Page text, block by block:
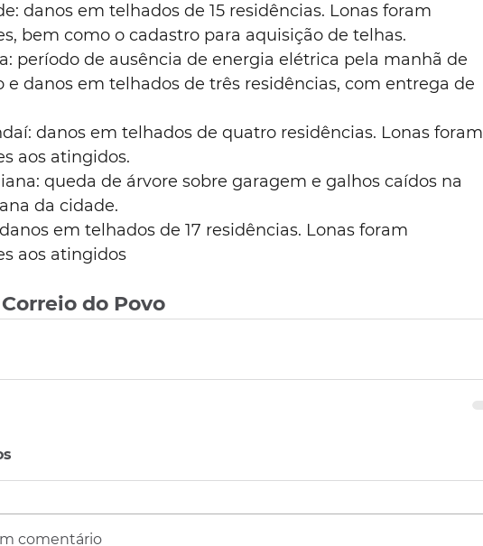
danos em telhados de 15 residências. Lonas foram
bem como o cadastro para aquisição de telhas.
período de ausência de energia elétrica pela manhã de
e danos em telhados de três residências, com entrega de
danos em telhados de quatro residências. Lonas foram
aos atingidos.
queda de árvore sobre garagem e galhos caídos na
da cidade.
danos em telhados de 17 residências. Lonas foram
aos atingidos
do Povo
comentário